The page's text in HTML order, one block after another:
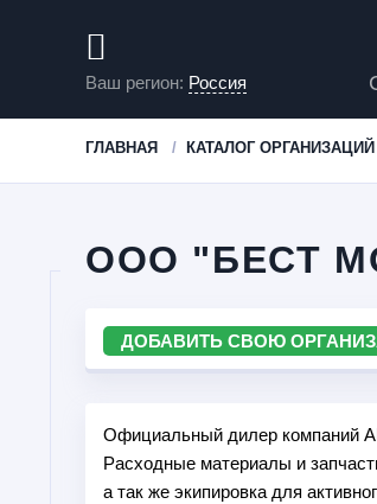
Ваш регион: Россия
ГЛАВНАЯ КАТАЛОГ ОРГАНИЗАЦИЙ
ООО "БЕСТ
ДОБАВИТЬ СВОЮ
Официальный дилер компаний
Расходные материалы и
а так же экипировка для